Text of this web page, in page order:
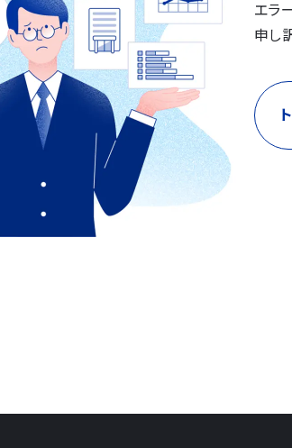
エラ
申し